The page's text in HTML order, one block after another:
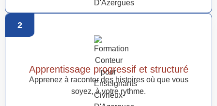
2
Apprentissage progressif et structuré
Apprenez à raconter des histoires où que vous
soyez, à votre rythme.